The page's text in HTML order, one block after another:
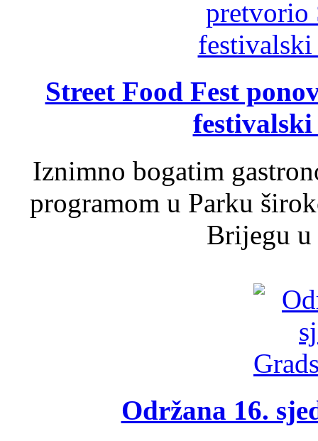
Street Food Fest
Iznimno bogatim
programom u Parku
Brijegu u
Održana 16.